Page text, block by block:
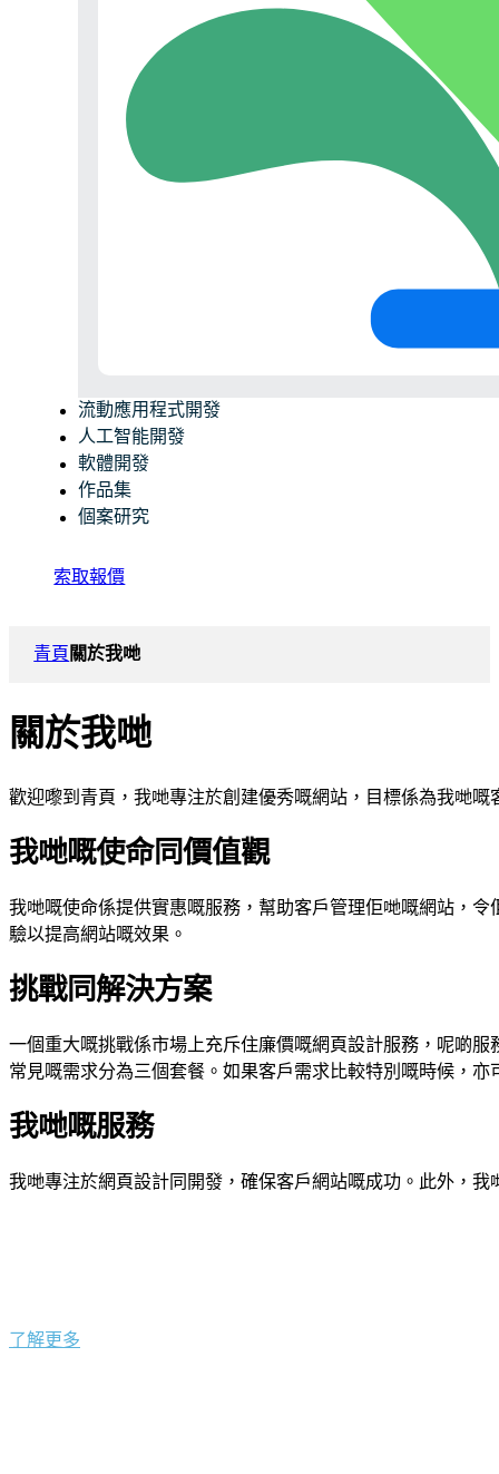
流動應用程式開發
人工智能開發
軟體開發
作品集
個案研究
索取報價
青頁 關於我哋
關於我哋
歡迎嚟到青頁，我哋專注於創建優秀嘅網站，目標係為我哋
我哋嘅使命同價值觀
我哋嘅使命係提供實惠嘅服務，幫助客戶管理佢哋嘅網站，
驗以提高網站嘅效果。
挑戰同解決方案
一個重大嘅挑戰係市場上充斥住廉價嘅網頁設計服務，呢啲
常見嘅需求分為三個套餐。如果客戶需求比較特別嘅時候，
我哋嘅服務
我哋專注於網頁設計同開發，確保客戶網站嘅成功。此外，
了解更多